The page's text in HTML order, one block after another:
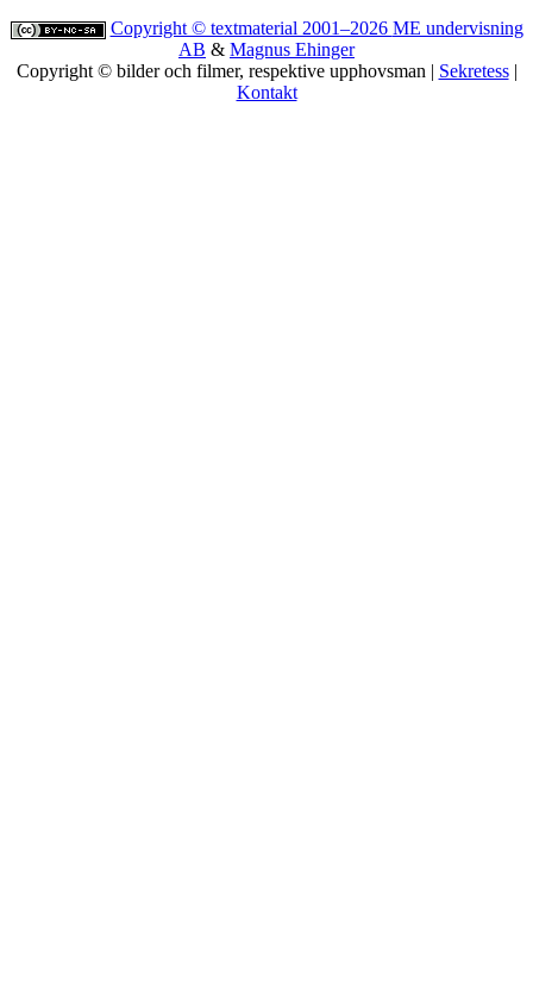
Copyright © textmaterial 2001–2026 ME undervisning
AB & Magnus Ehinger
Copyright © bilder och filmer, respektive upphovsman | Sekretess|
Kontakt